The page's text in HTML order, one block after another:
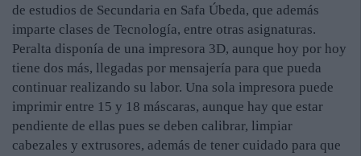
de estudios de Secundaria en Safa Úbeda, que además
imparte clases de Tecnología, entre otras asignaturas.
Peralta disponía de una impresora 3D, aunque hoy por hoy
tiene dos más, llegadas por mensajería para que pueda
continuar realizando su labor. Una sola impresora puede
imprimir entre 15 y 18 máscaras, aunque hay que estar
pendiente de ellas pues se deben calibrar, limpiar
cabezales y extrusores, además de tener cuidado para que